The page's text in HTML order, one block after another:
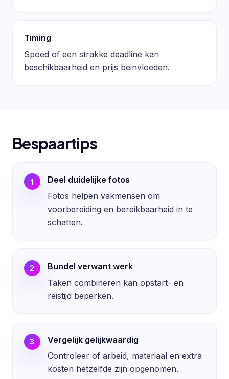
Timing
Spoed of een strakke deadline kan
beschikbaarheid en prijs beinvloeden.
Bespaartips
1
Deel duidelijke fotos
Fotos helpen vakmensen om
voorbereiding en bereikbaarheid in te
schatten.
2
Bundel verwant werk
Taken combineren kan opstart- en
reistijd beperken.
3
Vergelijk gelijkwaardig
Controleer of arbeid, materiaal en extra
kosten hetzelfde zijn opgenomen.